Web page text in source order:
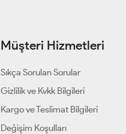
Müşteri Hizmetleri
Sıkça Sorulan Sorular
Gizlilik ve Kvkk Bilgileri
Kargo ve Teslimat Bilgileri
Değişim Koşulları